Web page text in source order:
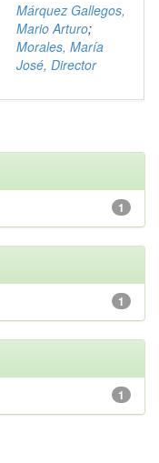
Márquez Gallegos,
Mario Arturo;
Morales, María
José, Director
1
1
1